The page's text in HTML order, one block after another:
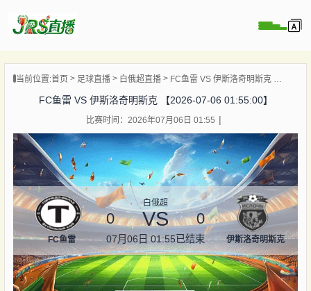
播
像
讯
直播
当前位置:首页 足球直播 白俄超直播 FC鱼雷 VS 伊斯洛奇明斯克 【2026-07-06 01:55:00】
FC鱼雷 VS 伊斯洛奇明斯克 【2026-07-06 01:55:00】
比赛时间：2026年07月06日 01:55
FC鱼雷
白俄超
0 VS 0
07月06日 01:55已结束 伊斯洛奇明斯克